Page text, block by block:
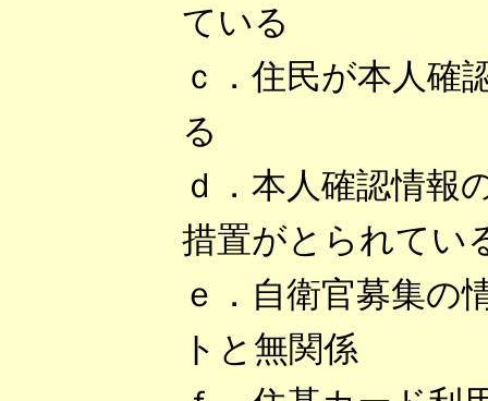
ている
ｃ．住民が本人確
る
ｄ．本人確認情報
措置がとられてい
ｅ．自衛官募集の
トと無関係